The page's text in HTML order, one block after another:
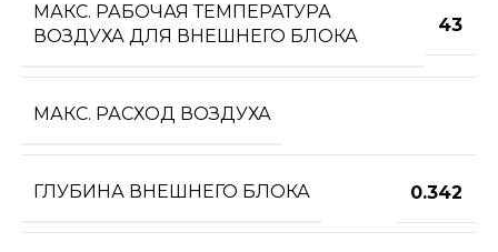
МАКС. РАБОЧАЯ ТЕМПЕРАТУРА
ВОЗДУХА ДЛЯ ВНЕШНЕГО БЛОКА
43
МАКС. РАСХОД ВОЗДУХА
ГЛУБИНА ВНЕШНЕГО БЛОКА 0.342